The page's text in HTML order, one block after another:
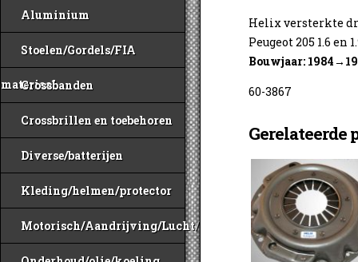
Aluminium
Stoelen/Gordels/FIA
materiaal
Crossbanden
Crossbrillen en toebehoren
Diverse/batterijen
Kleding/helmen/protector
Motorisch/Aandrijving/Lucht/Benzine
Helix versterkte
Peugeot 205 1.6 en
Bouwjaar:
60-3867
Gerelateerde